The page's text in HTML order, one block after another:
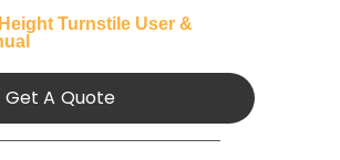
Turnstile User &
Get A Quote